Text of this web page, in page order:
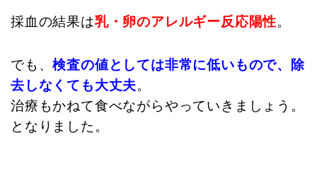
採血の結果は乳・卵のアレルギー反応陽性。
でも、検査の値としては非常に低いもので、除
去しなくても大丈夫。
治療もかねて食べながらやっていきましょう。
となりました。